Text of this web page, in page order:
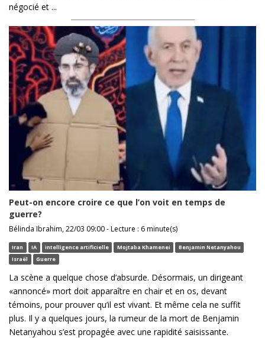
négocié et ...
Peut-on encore croire ce que l’on voit en temps de
guerre?
Bélinda Ibrahim, 22/03 09:00 - Lecture : 6 minute(s)
Iran IA intelligence artificielle Mojtaba Khamenei
Benjamin Netanyahou
Israël
Guerre
La scène a quelque chose d’absurde. Désormais, un dirigeant
«annoncé» mort doit apparaître en chair et en os, devant
témoins, pour prouver qu’il est vivant. Et même cela ne suffit
plus. Il y a quelques jours, la rumeur de la mort de Benjamin
Netanyahou s’est propagée avec une rapidité saisissante.